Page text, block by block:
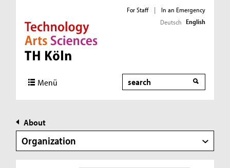
Direkt zur Hauptnavigation
Direkt zur Subnavigation
Direkt zum Inhalt
Direkt zum Fußbereich
For Staff |
In an Emergency
Deutsch English
Menü Search
About
Organization